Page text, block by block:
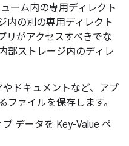
ーム内の専用ディレクト
内の別の専用ディレクト
リがアクセスすべきでな
部ストレージ内のディレ
やドキュメントなど、アプ
ファイルを保存します。
データを Key-Value ペ